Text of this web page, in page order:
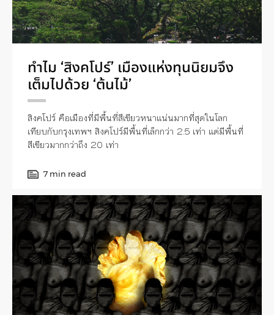
ทำไม ‘สิงคโปร์’ เมืองแห่งทุนนิยมจึง
เต็มไปด้วย ‘ต้นไม้’
สิงคโปร์ คือเมืองที่มีพื้นที่สีเขียวหนาแน่นมากที่สุดในโลก
เทียบกับกรุงเทพฯ สิงคโปร์มีพื้นที่เล็กกว่า 2.5 เท่า แต่มีพื้นที่
สีเขียวมากกว่าถึง 20 เท่า
7 min read